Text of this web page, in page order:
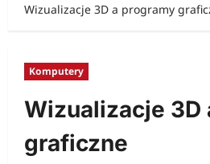
Wizualizacje 3D a programy
Komputery
Wizualizacje 3D
graficzne